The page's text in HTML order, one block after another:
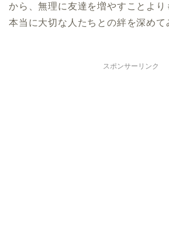
から、無理に友達を増やすことより
本当に大切な人たちとの絆を深めて
スポンサーリンク